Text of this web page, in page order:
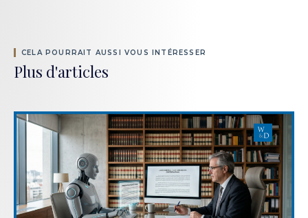
CELA POURRAIT AUSSI VOUS INTÉRESSER
Plus d'articles